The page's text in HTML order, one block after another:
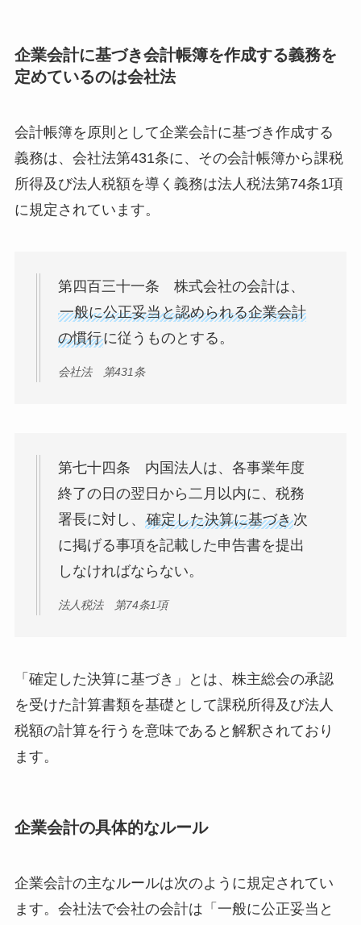
企業会計に基づき会計帳簿を作成する義務を
定めているのは会社法
会計帳簿を原則として企業会計に基づき作成する
義務は、会社法第431条に、その会計帳簿から課税
所得及び法人税額を導く義務は法人税法第74条1項
に規定されています。
第四百三十一条 株式会社の会計は、
一般に公正妥当と認められる企業会計
の慣行に従うものとする。
会社法 第431条
第七十四条 内国法人は、各事業年度
終了の日の翌日から二月以内に、税務
署長に対し、 確定した決算に基づき次
に掲げる事項を記載した申告書を提出
しなければならない。
法人税法 第74条1項
「確定した決算に基づき」とは、株主総会の承認
を受けた計算書類を基礎として課税所得及び法人
税額の計算を行うを意味であると解釈されており
ます。
企業会計の具体的なルール
企業会計の主なルールは次のように規定されてい
ます。会社法で会社の会計は「一般に公正妥当と